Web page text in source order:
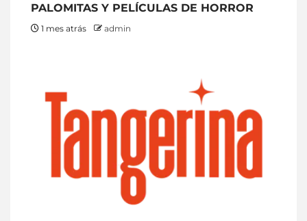
PALOMITAS Y PELÍCULAS DE HORROR
1 mes atrás admin